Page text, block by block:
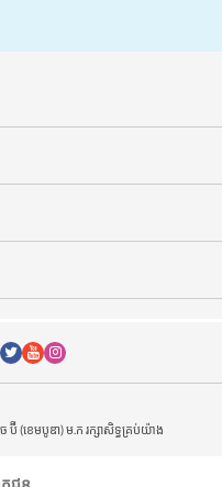
ប៊ី (ខេមបូឌា) ម.ក រក្សាសិទ្ធគ្រប់យ៉ាង
ជន